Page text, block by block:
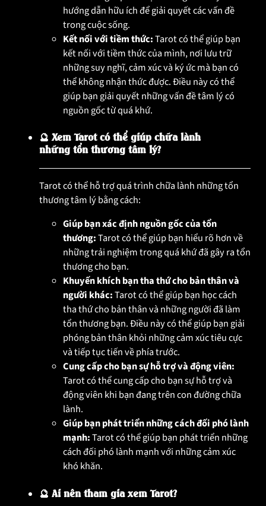
hướng dẫn hữu ích để giải quyết các vấn đề
trong cuộc sống.
Kết nối với tiềm thức:Tarot có thể giúp bạn
kết nối với tiềm thức của mình, nơi lưu trữ
những suy nghĩ, cảm xúc và ký ức mà bạn có
thể không nhận thức được. Điều này có thể
giúp bạn giải quyết những vấn đề tâm lý có
nguồn gốc từ quá khứ.
🔮 Xem Tarot có thể giúp chữa lành
những tổn thương tâm lý?
Tarot có thể hỗ trợ quá trình chữa lành những tổn
thương tâm lý bằng cách:
Giúp bạn xác định nguồn gốc của tổn
thương:Tarot có thể giúp bạn hiểu rõ hơn về
những trải nghiệm trong quá khứ đã gây ra tổn
thương cho bạn.
Khuyến khích bạn tha thứ cho bản thân và
người khác:Tarot có thể giúp bạn học cách
tha thứ cho bản thân và những người đã làm
tổn thương bạn. Điều này có thể giúp bạn giải
phóng bản thân khỏi những cảm xúc tiêu cực
và tiếp tục tiến về phía trước.
Cung cấp cho bạn sự hỗ trợ và động viên:
Tarot có thể cung cấp cho bạn sự hỗ trợ và
động viên khi bạn đang trên con đường chữa
lành.
Giúp bạn phát triển những cách đối phó lành
mạnh:Tarot có thể giúp bạn phát triển những
cách đối phó lành mạnh với những cảm xúc
khó khăn.
🔮 Ai nên tham gia xem Tarot?